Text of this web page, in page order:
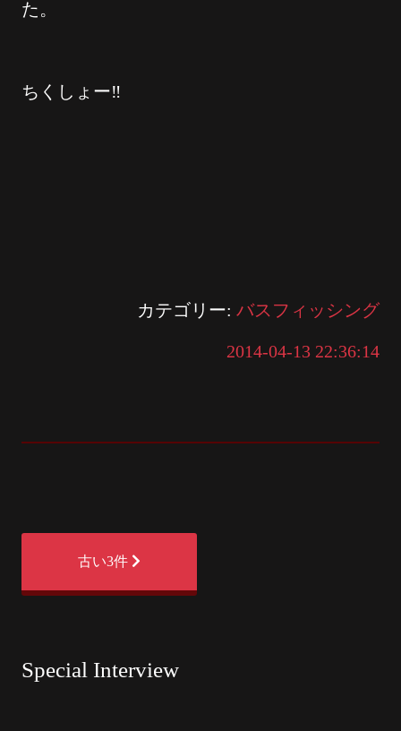
た。
ちくしょー‼︎
カテゴリー: バスフィッシング
2014-04-13 22:36:14
古い3件
Special Interview